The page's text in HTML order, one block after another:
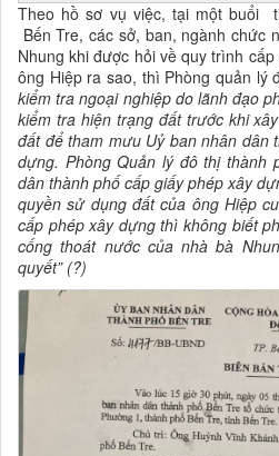
Theo hồ sơ vụ việc, tại một buổi
Bến Tre, các sở, ban, ngành chức
Nhung khi được hỏi về quy trình
ông Hiệp ra sao, thì Phòng quản lý
kiểm tra ngoại nghiệp do lãnh đạo
kiểm tra hiện trạng đất trước khi
đất để tham mưu Uỷ ban nhân dân
dựng. Phòng Quản lý đô thị thành
dân thành phố cấp giấy phép xây
quyền sử dụng đất của ông Hiệp
cấp phép xây dựng thì không biết
cống thoát nước của nhà bà
quyết” (?)